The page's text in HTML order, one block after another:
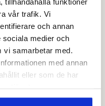
vår trafik. Vi
och annan
sociala medier och
samarbetar med.
med annan
eller som de har
Arenhill har utsetts